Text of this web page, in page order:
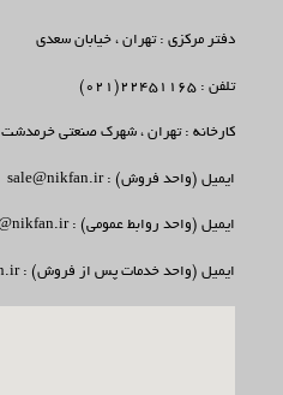
دفتر مرکزی : تهران ، خیابان سعدی
تلفن : 22451165(021)
کارخانه : تهران ، شهرک صنعتی خرمدشت
ایمیل (واحد فروش) : sale@nikfan.ir
ایمیل (واحد روابط عمومی) : info@nikfan.ir
ایمیل (واحد خدمات پس از فروش) : support@nikfan.ir